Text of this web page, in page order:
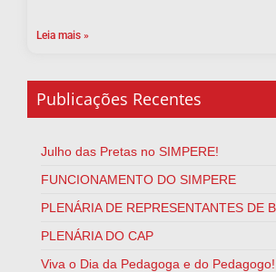
Leia mais »
Publicações Recentes
Julho das Pretas no SIMPERE!
FUNCIONAMENTO DO SIMPERE
PLENÁRIA DE REPRESENTANTES DE
PLENÁRIA DO CAP
Viva o Dia da Pedagoga e do Pedagogo!